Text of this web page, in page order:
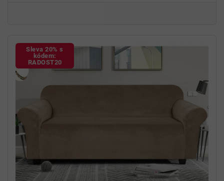
Sleva 20% s
kódem:
RADOST20